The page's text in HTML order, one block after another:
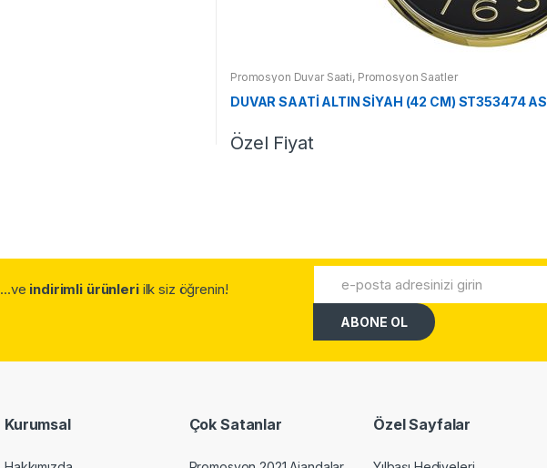
Promosyon Duvar Saati, Promosyon Saatler
DUVAR SAATİ ALTIN SİYAH (42 CM) ST353474 AS
Özel Fiyat
...ve indirimli ürünleriilk siz öğrenin!
Kurumsal Çok Satanlar Özel Sayfalar